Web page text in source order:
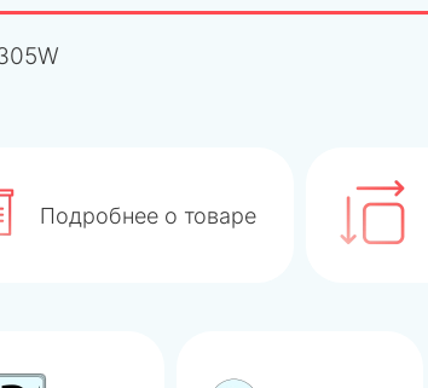
Подробнее о товаре